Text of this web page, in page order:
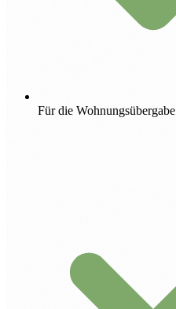
Für die Wohnungsübergabe